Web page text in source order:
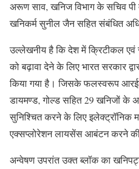
अरूण साव, खनिज विभाग के सचिव पी
खनिकर्म सुनील जैन सहित संबंधित
उल्लेखनीय है कि देश में क्रिटीकल
को बढ़ावा देने के लिए भारत सरकार
किया गया है। जिसके फलस्वरूप
डायमण्ड, गोल्ड सहित 29 खनिजों के
सुनिश्चित करने के लिए इलेक्ट्रॉनिक
एक्सप्लोरेशन लायसेंस आबंटन करने की
अन्वेषण उपरांत उक्त ब्लॉक का